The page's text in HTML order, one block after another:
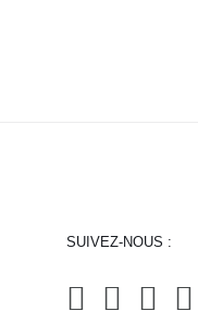
SUIVEZ-NOUS :